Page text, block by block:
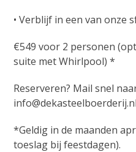
• Verblijf in een van onze
€549 voor 2 personen
suite met Whirlpool) *
Reserveren? Mail snel
info@dekasteelboerderij.nl
*Geldig in de maanden
toeslag bij feestdagen).